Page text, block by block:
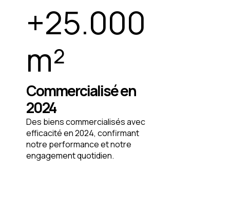
+25.000
m²
Commercialisé en
2024
Des biens commercialisés avec
efficacité en 2024, confirmant
notre performance et notre
engagement quotidien.